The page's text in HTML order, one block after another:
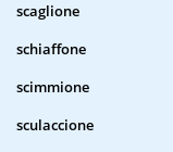
scaglione
schiaffone
scimmione
sculaccione